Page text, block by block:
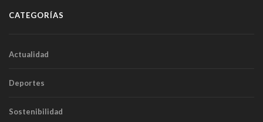
CATEGORÍAS
Actualidad
Deportes
Sostenibilidad